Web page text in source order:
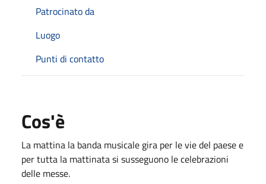
Patrocinato da
Luogo
Punti di contatto
Cos'è
La mattina la banda musicale gira per le vie del paese e
per tutta la mattinata si susseguono le celebrazioni
delle messe.